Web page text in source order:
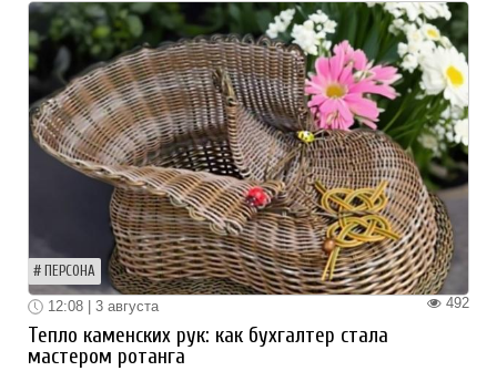
ПЕРСОНА
492
12:08 | 3 августа
Тепло каменских рук: как бухгалтер стала
мастером ротанга